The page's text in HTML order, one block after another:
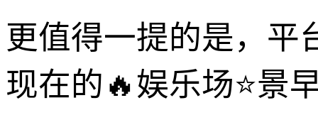
更值得一提的是，平
现在的🔥娱乐场⭐景